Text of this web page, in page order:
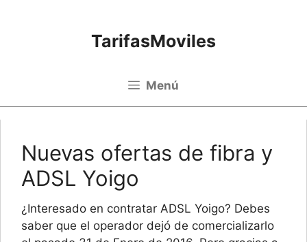
TarifasMoviles
Menú
Nuevas ofertas de fibra y
ADSL Yoigo
¿Interesado en contratar ADSL Yoigo? Debes
saber que el operador dejó de comercializarlo